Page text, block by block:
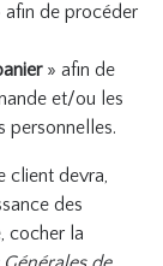
de procéder
» afin de
et/ou les
personnelles.
client devra,
des
cocher la